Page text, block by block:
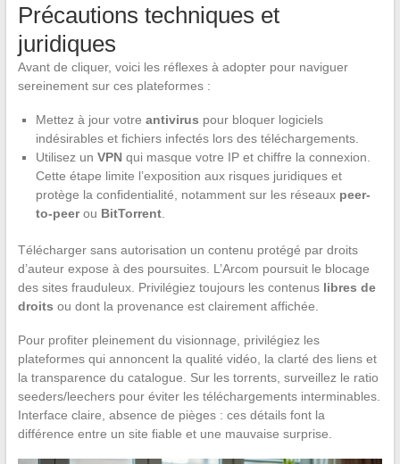
Précautions techniques et
juridiques
Avant de cliquer, voici les réflexes à adopter pour naviguer
sereinement sur ces plateformes :
Mettez à jour votre antivirus pour bloquer logiciels
indésirables et fichiers infectés lors des téléchargements.
Utilisez un VPNqui masque votre IP et chiffre la connexion.
Cette étape limite l’exposition aux risques juridiques et
protège la confidentialité, notamment sur les réseaux peer-
to-peerou BitTorrent.
Télécharger sans autorisation un contenu protégé par droits
d’auteur expose à des poursuites. L’Arcom poursuit le blocage
des sites frauduleux. Privilégiez toujours les contenus libres de
droits ou dont la provenance est clairement affichée.
Pour profiter pleinement du visionnage, privilégiez les
plateformes qui annoncent la qualité vidéo, la clarté des liens et
la transparence du catalogue. Sur les torrents, surveillez le ratio
seeders/leechers pour éviter les téléchargements interminables.
Interface claire, absence de pièges : ces détails font la
différence entre un site fiable et une mauvaise surprise.